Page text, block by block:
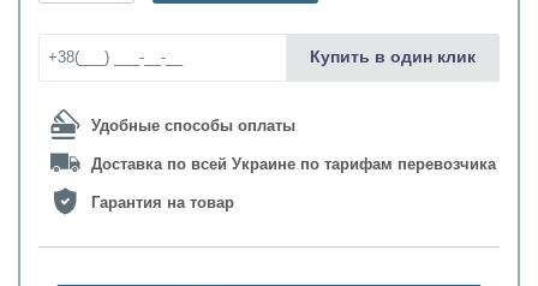
Удобные способы оплаты
Доставка по всей Украине по тарифам перевозчика
Гарантия на товар
Купить в один клик